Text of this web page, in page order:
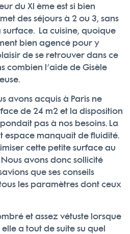
du XI ème est si bien
des séjours à 2 ou 3, sans
La cuisine, quoique
bien agencé pour y
de se retrouver dans ce
combien l’aide de Gisèle
avons acquis à Paris ne
de 24 m2 et la disposition
pas à nos besoins. La
espace manquait de fluidité.
cette petite surface au
avons donc sollicité
que ses conseils
les paramètres dont ceux
et assez vétuste lorsque
a tout de suite su quel